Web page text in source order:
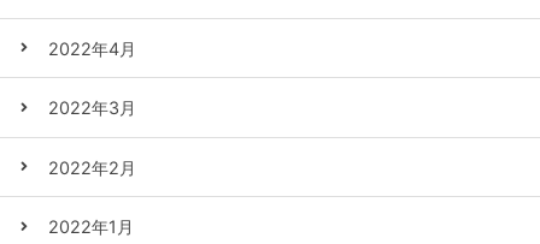
2022年4月
2022年3月
2022年2月
2022年1月